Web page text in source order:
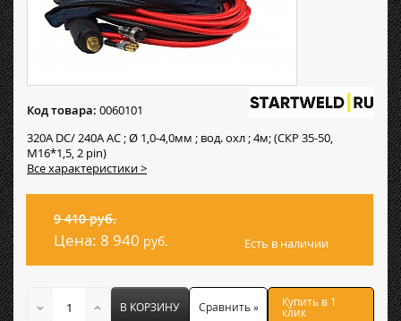
Код товара: 0060101
320А DC/ 240А AC ; Ø 1,0-4,0мм ; вод. охл ; 4м; (СКР 35-50,
M16*1,5, 2 pin)
Все характеристики >
9 410 руб.
Цена: 8 940 руб. Есть в наличии
В КОРЗИНУ Сравнить » Купить в 1
клик